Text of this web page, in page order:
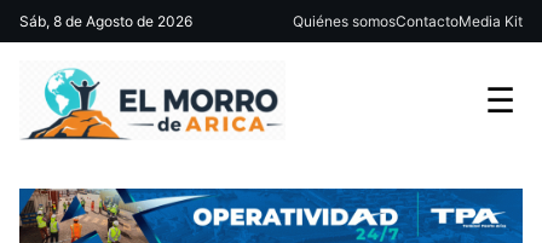
Sáb, 8 de Agosto de 2026 Quiénes somosContactoMedia Kit
☰